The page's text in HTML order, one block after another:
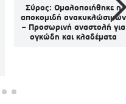
Σύρος: Ομαλοποιήθηκε η
αποκομιδή ανακυκλώσιμων
– Προσωρινή αναστολή για
ογκώδη και κλαδέματα